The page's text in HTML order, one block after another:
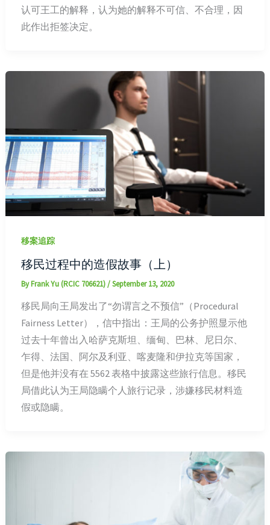
认可王工的解释，认为她的解释不可信、不合理，因
此作出拒签决定。
移案追踪
移民过程中的造假故事（上）
ByFrank Yu (RCIC 706621)/September 13, 2020
移民局向王局发出了“勿谓言之不预信”（Procedural
Fairness Letter），信中指出：王局的公务护照显示他
过去十年曾出入哈萨克斯坦、缅甸、巴林、尼日尔、
乍得、法国、阿尔及利亚、喀麦隆和伊拉克等国家，
但是他并没有在 5562 表格中披露这些旅行信息。移民
局借此认为王局隐瞒个人旅行记录，涉嫌移民材料造
假或隐瞒。